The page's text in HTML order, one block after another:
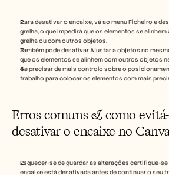
Para desativar o encaixe, vá ao menu Ficheiro e
grelha, o que impedirá que os elementos se
grelha ou com outros objetos.
Também pode desativar Ajustar a objetos no
que os elementos se alinhem com outros objetos
Se precisar de mais controlo sobre o
trabalho para colocar os elementos com mais
Erros comuns & como
desativar o encaixe no
Esquecer-se de guardar as alterações certifique-se
encaixe está desativada antes de continuar o seu